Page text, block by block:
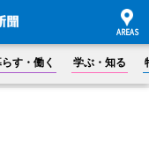
す・働く 学ぶ・知る